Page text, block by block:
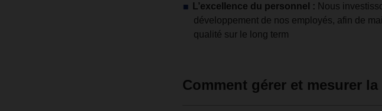
L’excellence du personnel : Nous
développement de nos employés, afin de
qualité sur le long term
Comment gérer et mesurer